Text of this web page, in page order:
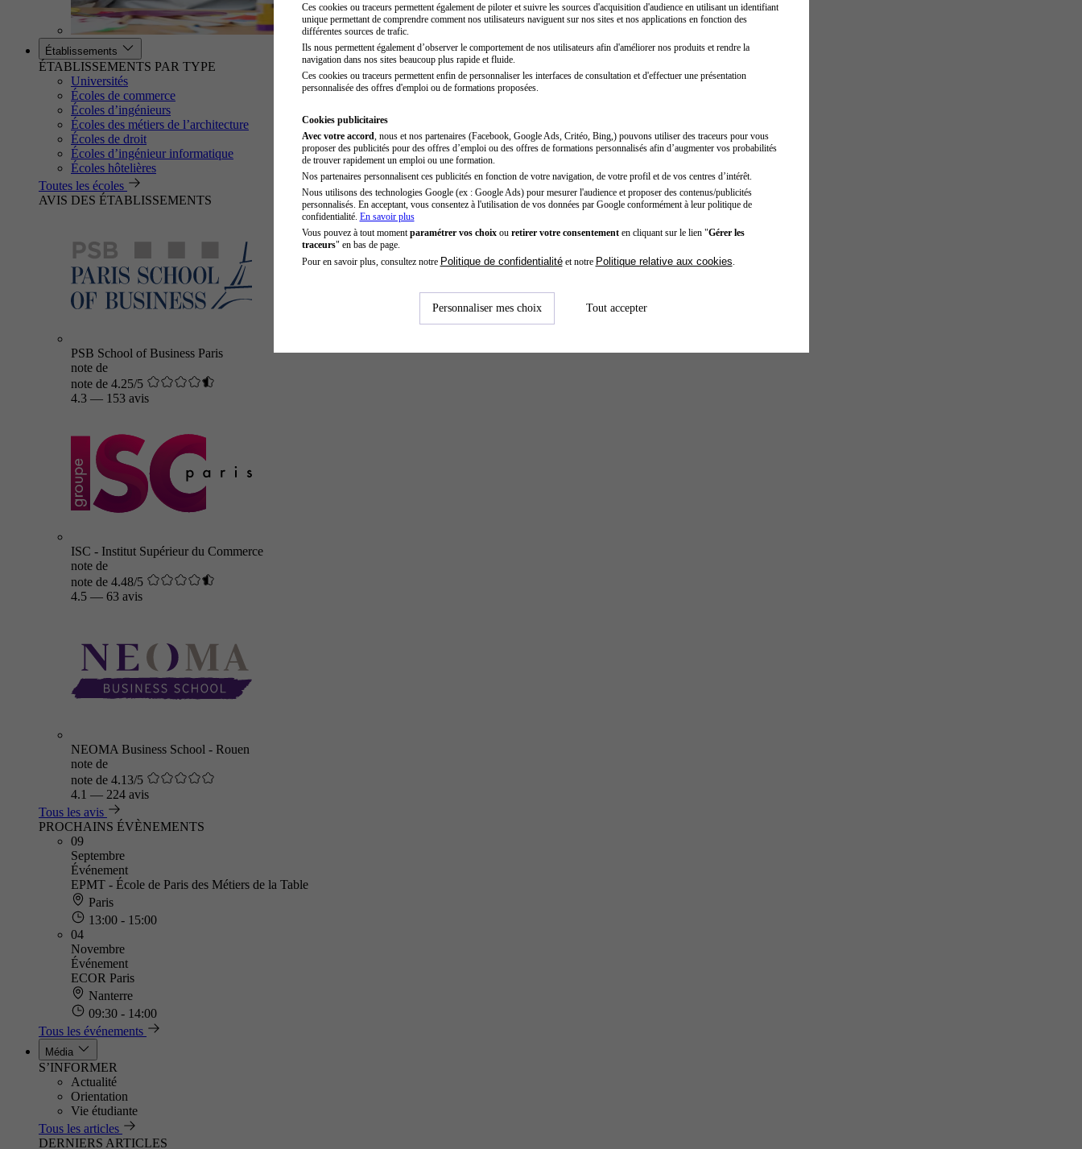
Établissements
ÉTABLISSEMENTS PAR TYPE
Universités
Écoles de commerce
Écoles d’ingénieurs
Écoles des métiers de l’architecture
Écoles de droit
Écoles d’ingénieur informatique
Écoles hôtelières
Toutes les écoles
AVIS DES ÉTABLISSEMENTS
PSB School of Business Paris
note de
note de 4.25/5
4.3 — 153 avis
ISC - Institut Supérieur du Commerce
note de
note de 4.48/5
4.5 — 63 avis
NEOMA Business School - Rouen
note de
note de 4.13/5
4.1 — 224 avis
Tous les avis
PROCHAINS ÉVÈNEMENTS
09
Septembre
Événement
EPMT - École de Paris des Métiers de la Table
Paris
13:00 - 15:00
04
Novembre
Événement
ECOR Paris
Nanterre
09:30 - 14:00
Tous les événements
Média
S’INFORMER
Actualité
Orientation
Vie étudiante
Tous les articles
DERNIERS ARTICLES
Ces cookies ou traceurs permettent également de piloter et suivre les sources d'acquisition d'audience en utilisant un identifiant
unique permettant de comprendre comment nos utilisateurs naviguent sur nos sites et nos applications en fonction des
différentes sources de trafic.
Ils nous permettent également d’observer le comportement de nos utilisateurs afin d'améliorer nos produits et rendre la
navigation dans nos sites beaucoup plus rapide et fluide.
Ces cookies ou traceurs permettent enfin de personnaliser les interfaces de consultation et d'effectuer une présentation
personnalisée des offres d'emploi ou de formations proposées.
Cookies publicitaires
Avec votre accord , nous et nos partenaires (Facebook, Google Ads, Critéo, Bing,) pouvons utiliser des traceurs pour vous
proposer des publicités pour des offres d’emploi ou des offres de formations personnalisés afin d’augmenter vos probabilités
de trouver rapidement un emploi ou une formation.
Nos partenaires personnalisent ces publicités en fonction de votre navigation, de votre profil et de vos centres d’intérêt.
Nous utilisons des technologies Google (ex : Google Ads) pour mesurer l'audience et proposer des contenus/publicités
personnalisés. En acceptant, vous consentez à l'utilisation de vos données par Google conformément à leur politique de
confidentialité. En savoir plus
Vous pouvez à tout moment paramétrer vos choixou retirer votre consentementen cliquant sur le lien "Gérer les
traceurs" en bas de page.
Pour en savoir plus, consultez notre Politique de confidentialitéet notre Politique relative aux cookies
Personnaliser mes choix Tout accepter